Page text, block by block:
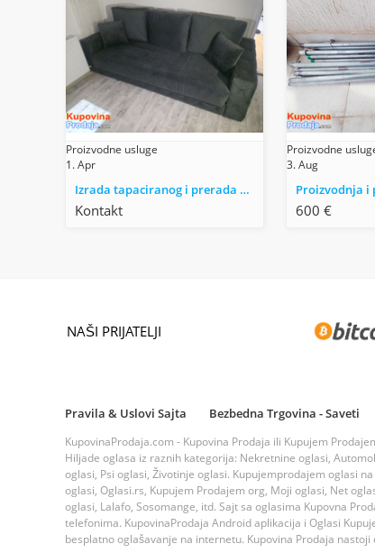
Proizvodne usluge
1. Apr
Izrada tapaciranog i prerada starog namestaja
Kontakt
Proizvodne
3. Aug
600 €
NAŠI PRIJATELJI
Pravila & Uslovi Sajta Bezbedna Trgovina - Saveti
KupovinaProdaja.com - Kupovina Prodaja ili Kupujem
Hiljade oglasa iz raznih kategorija: Nekretnine oglasi,
oglasi, Psi oglasi, Životinje oglasi. Kupujemprodajem oglasi
oglasi, Oglasi.rs, Kupujem Prodajem org, Moji oglasi, Net
oglasi, Lalafo, Sosomange, itd. Sajt sa oglasima Kupovna
telefonima. KupovinaProdaja Android aplikacija i Oglasi
besplatno oglašavanje na internetu. Kupovina Prodaja